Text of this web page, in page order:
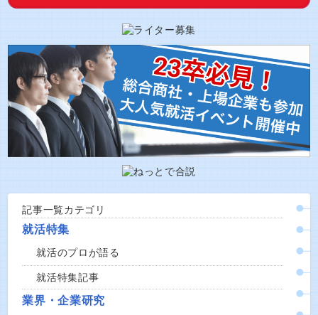
記事一覧カテゴリ
就活特集
就活のプロが語る
就活特集記事
業界・企業研究